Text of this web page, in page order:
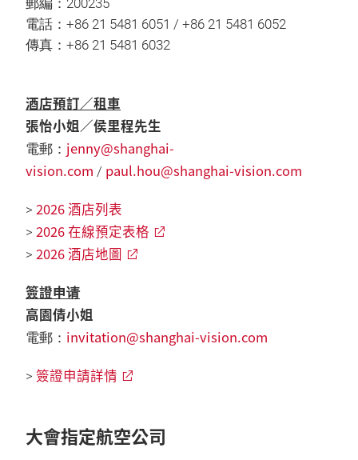
郵編：200235
電話：+86 21 5481 6051 / +86 21 5481 6052
傳真：+86 21 5481 6032
酒店預訂／租車
張怡小姐／侯里程先生
電郵： jenny@shanghai-
vision.com / paul.hou@shanghai-vision.com
> 2026 酒店列表
> 2026 在線預定表格
> 2026 酒店地圖
簽證申请
高園倩小姐
電郵： invitation@shanghai-vision.com
> 簽證申請詳情
大會指定航空公司